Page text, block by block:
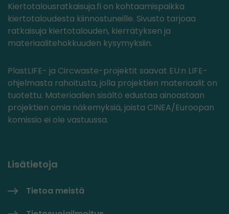
Kiertotalousratkaisuja.fi on kohtaamispaikka
kiertotaloudesta kiinnostuneille. Sivusto tarjoaa
ratkaisuja kiertotalouden, kierrätyksen ja
materiaalitehokkuuden kysymyksiin.
PlastLIFE- ja Circwaste-projektit saavat EU:n LIFE-
ohjelmasta rahoitusta, jolla projektien materiaalit on
tuotettu. Materiaalien sisältö edustaa ainoastaan
projektien omia näkemyksiä, joista CINEA/Euroopan
komissio ei ole vastuussa.
Lisätietoja
Tietoa meistä